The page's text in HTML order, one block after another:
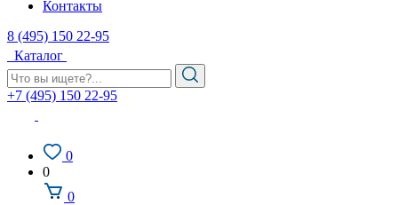
Контакты
8 (495) 150 22-95
Каталог
+7 (495) 150 22-95
0
0
0